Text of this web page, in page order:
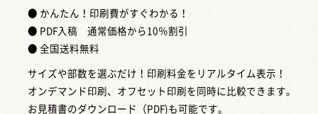
● かんたん！印刷費がすぐわかる！
● PDF入稿 通常価格から10％割引
● 全国送料無料
サイズや部数を選ぶだけ！印刷料金をリアルタイム表示！
オンデマンド印刷、オフセット印刷を同時に比較できます。
お見積書のダウンロード（PDF)も可能です。